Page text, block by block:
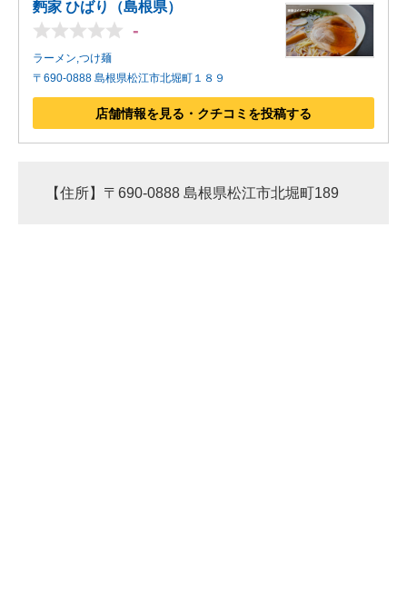
麪家 ひばり（島根県）
-
ラーメン,つけ麺
〒690-0888 島根県松江市北堀町１８９
店舗情報を見る・クチコミを投稿する
【住所】〒690-0888 島根県松江市北堀町189